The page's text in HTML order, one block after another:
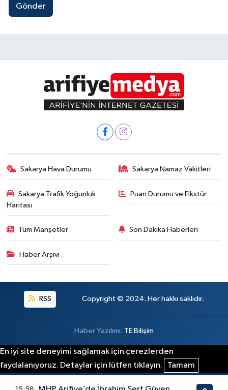
Gönder
Sakarya Hava Durumu Sakarya Namaz Vakitleri
Sakarya Trafik Yoğunluk
Haritası
Puan Durumu ve Fikstür
Tüm Manşetler Son Dakika Haberleri
Haber Arşivi
RSS Copyright © 2024. Her hakkı saklıdır.
Haber Yazılımı: TE Bilişim
En iyi site deneyimi sağlamak için çerezlerden
faydalanıyoruz. Detaylar için lütfen tıklayın.
Tamam